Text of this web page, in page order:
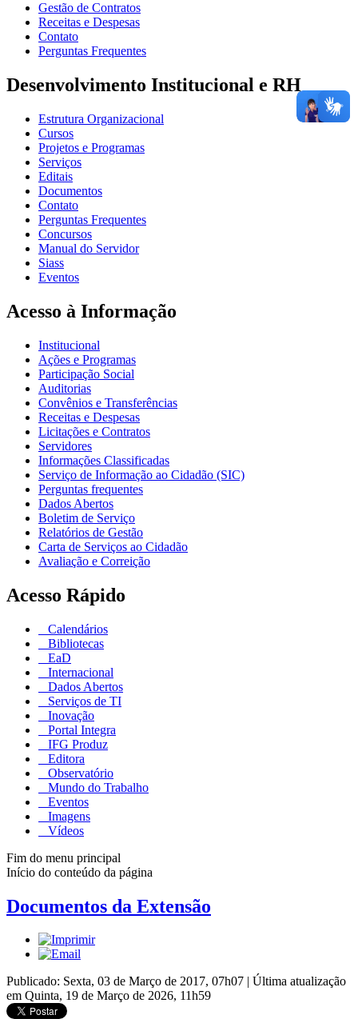
Gestão de Contratos
Receitas e Despesas
Contato
Perguntas Frequentes
Desenvolvimento Institucional e RH
Estrutura Organizacional
Cursos
Projetos e Programas
Serviços
Editais
Documentos
Contato
Perguntas Frequentes
Concursos
Manual do Servidor
Siass
Eventos
Acesso à Informação
Institucional
Ações e Programas
Participação Social
Auditorias
Convênios e Transferências
Receitas e Despesas
Licitações e Contratos
Servidores
Informações Classificadas
Serviço de Informação ao Cidadão (SIC)
Perguntas frequentes
Dados Abertos
Boletim de Serviço
Relatórios de Gestão
Carta de Serviços ao Cidadão
Avaliação e Correição
Acesso Rápido
Calendários
Bibliotecas
EaD
Internacional
Dados Abertos
Serviços de TI
Inovação
Portal Integra
IFG Produz
Editora
Observatório
Mundo do Trabalho
Eventos
Imagens
Vídeos
Fim do menu principal
Início do conteúdo da página
Documentos da Extensão
Publicado: Sexta, 03 de Março de 2017, 07h07 | Última atualização
em Quinta, 19 de Março de 2026, 11h59